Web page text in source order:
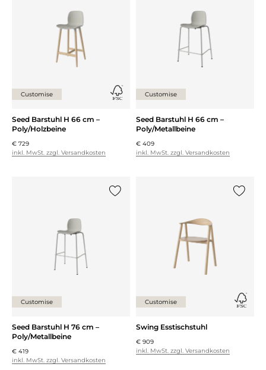
Customise
Seed Barstuhl H 66 cm –
Poly/Holzbeine
€ 729
inkl. MwSt. zzgl. Versandkosten
Customise
Seed Barstuhl H 66 cm –
Poly/Metallbeine
€ 409
inkl. MwSt. zzgl. Versandkosten
Customise
Seed Barstuhl H 76 cm –
Poly/Metallbeine
€ 419
inkl. MwSt. zzgl. Versandkosten
Customise
Swing Esstischstuhl
€ 909
inkl. MwSt. zzgl. Versandkosten